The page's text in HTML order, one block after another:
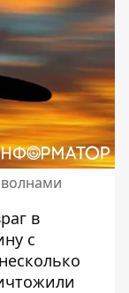
в
с